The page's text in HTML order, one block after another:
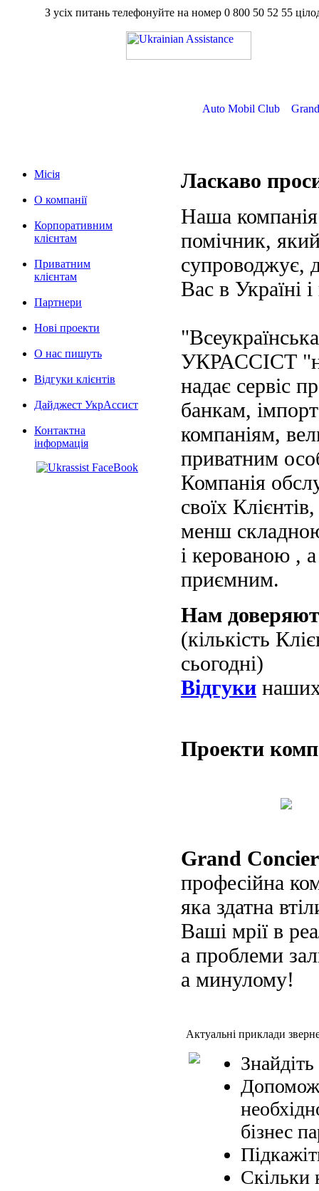
З усіх питань телефонуйте на номер 0 800 50 52 55
Auto Mobil Club
Місія
О компанії
Корпоративним
клієнтам
Приватним
клієнтам
Партнери
Нові проекти
О нас пишуть
Відгуки клієнтів
Дайджест УкрАссист
Контактна
інформація
Ласкаво
Наша
помічник,
супроводжує,
Вас в Україні
УКРАССІСТ
надає сервіс
банкам,
компаніям,
приватним
Компанія
своїх
менш
і керованою ,
приємним.
Нам
(кількість
сьогодні)
Відгуки наших
Проекти
Grand
професійна
яка здатна
Ваші мрії в
а проблеми
а минулому!
Актуальні приклади
бізнес
Скільки